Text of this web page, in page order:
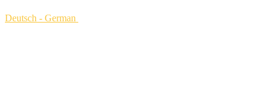
Deutsch - German